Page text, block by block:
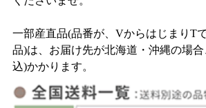
一部産直品(品番が、VからはじまりT
品)は、お届け先が北海道・沖縄の場合
込)かかります。